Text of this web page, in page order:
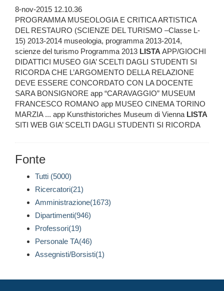
8-nov-2015 12.10.36
PROGRAMMA MUSEOLOGIA E CRITICA ARTISTICA
DEL RESTAURO (SCIENZE DEL TURISMO –Classe L-
15) 2013-2014 museologia, programma 2013-2014,
scienze del turismo Programma 2013 LISTAAPP/GIOCHI
DIDATTICI MUSEO GIA’ SCELTI DAGLI STUDENTI SI
RICORDA CHE L’ARGOMENTO DELLA RELAZIONE
DEVE ESSERE CONCORDATO CON LA DOCENTE
SARA BONSIGNORE app “CARAVAGGIO” MUSEUM
FRANCESCO ROMANO app MUSEO CINEMA TORINO
MARZIA ... app Kunsthistoriches Museum di Vienna LISTA
SITI WEB GIA’ SCELTI DAGLI STUDENTI SI RICORDA
Fonte
Tutti (5000)
Ricercatori(21)
Amministrazione(1673)
Dipartimenti(946)
Professori(19)
Personale TA(46)
Assegnisti/Borsisti(1)